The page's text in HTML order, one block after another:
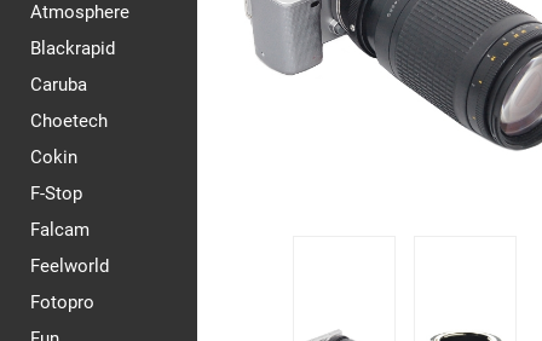
Atmosphere
Blackrapid
Caruba
Choetech
Cokin
F-Stop
Falcam
Feelworld
Fotopro